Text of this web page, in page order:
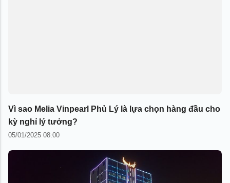
Vì sao Melia Vinpearl Phủ Lý là lựa chọn hàng đầu cho
kỳ nghỉ lý tưởng?
05/01/2025 08:00